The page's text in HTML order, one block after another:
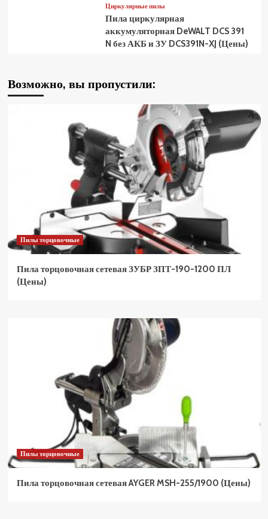
Циркулярные пилы
Пила циркулярная
аккумуляторная DeWALT DCS 391
N без АКБ и ЗУ DCS391N-XJ (Цены)
Возможно, вы пропустили:
Пилы торцовочные
Пила торцовочная сетевая ЗУБР ЗПТ-190-1200 ПЛ
(Цены)
Пилы торцовочные
Пила торцовочная сетевая AYGER MSH-255/1900 (Цены)